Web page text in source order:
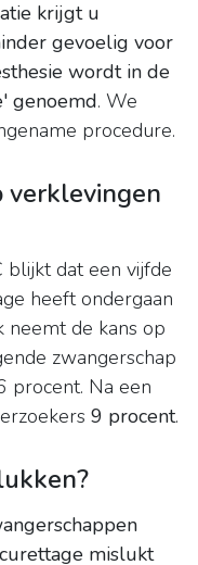
krijgt u
gevoelig voor
wordt in de
genoemd. We
procedure.
verklevingen
blijkt dat een vijfde
heeft ondergaan
neemt de kans op
zwangerschap
procent. Na een
9 procent.
mislukt